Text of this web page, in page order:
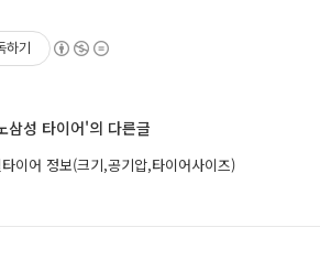
하기
성 타이어'의 다른글
이어 정보(크기,공기압,타이어사이즈)